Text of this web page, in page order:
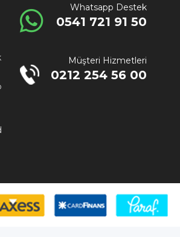
Whatsapp Destek
0541 721 91 50
Müşteri Hizmetleri
0212 254 56 00